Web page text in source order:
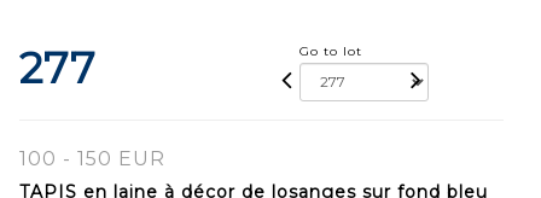
277 Go to lot
100 - 150 EUR
TAPIS en laine à décor de losanges sur fond bleu